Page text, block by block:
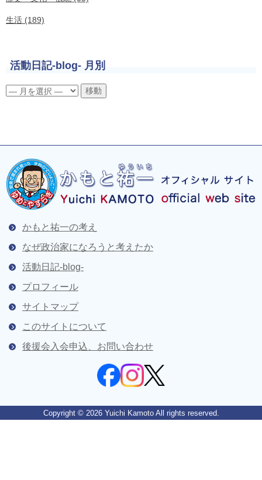
生活 (189)
活動日記-blog- 月別
かもと祐一の考え
なぜ政治家になろうと考えたか
活動日記-blog-
プロフィール
サイトマップ
このサイトについて
後援会入会申込、お問い合わせ
Copyright © 2026 Yuichi Kamoto All rights reserved.